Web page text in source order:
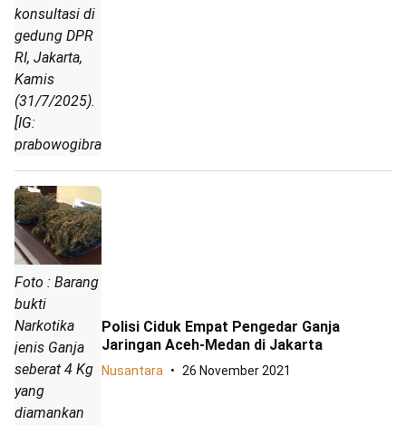
konsultasi di
gedung DPR
RI, Jakarta,
Kamis
(31/7/2025).
[IG:
prabowogibran]
Foto : Barang
bukti
Narkotika
jenis Ganja
seberat 4 Kg
yang
diamankan
Polisi Ciduk Empat Pengedar Ganja
Jaringan Aceh-Medan di Jakarta
Nusantara 26 November 2021